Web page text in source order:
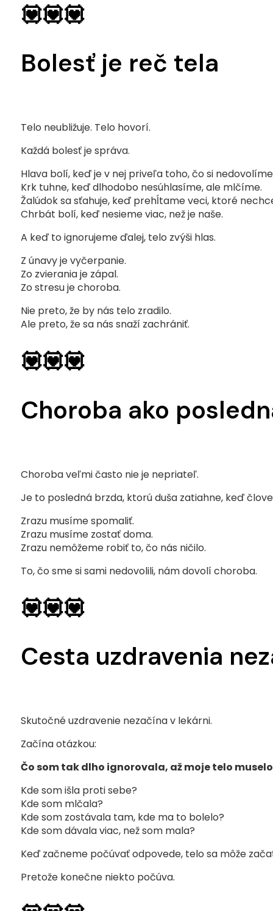
💟💟💟
Bolesť je reč tela
Telo neubližuje. Telo hovorí.
Každá bolesť je správa.
Hlava bolí, keď je v nej priveľa toho, čo si
Krk tuhne, keď dlhodobo nesúhlasíme, ale mlčíme.
Žalúdok sa sťahuje, keď prehĺtame veci, ktoré
Chrbát bolí, keď nesieme viac, než je naše.
A keď to ignorujeme ďalej, telo zvýši hlas.
Z únavy je vyčerpanie.
Zo zvierania je zápal.
Zo stresu je choroba.
Nie preto, že by nás telo zradilo.
Ale preto, že sa nás snaží zachrániť.
💟💟💟
Choroba ako
Choroba veľmi často nie je nepriateľ.
Je to posledná brzda, ktorú duša zatiahne, keď
Zrazu musíme spomaliť.
Zrazu musíme zostať doma.
Zrazu nemôžeme robiť to, čo nás ničilo.
To, čo sme si sami nedovolili, nám dovolí choroba.
💟💟💟
Cesta uzdravenia
Skutočné uzdravenie nezačína v lekárni.
Začína otázkou:
Čo som tak dlho ignorovala, až moje telo
Kde som išla proti sebe?
Kde som mlčala?
Kde som zostávala tam, kde ma to bolelo?
Kde som dávala viac, než som mala?
Keď začneme počúvať odpovede, telo sa môže
Pretože konečne niekto počúva.